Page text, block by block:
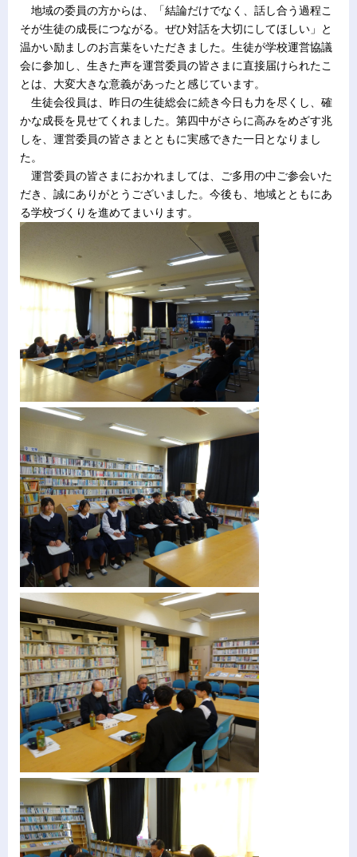
地域の委員の方からは、「結論だけでなく、話し合う過程こ
そが生徒の成長につながる。ぜひ対話を大切にしてほしい」と
温かい励ましのお言葉をいただきました。生徒が学校運営協議
会に参加し、生きた声を運営委員の皆さまに直接届けられたこ
とは、大変大きな意義があったと感じています。
生徒会役員は、昨日の生徒総会に続き今日も力を尽くし、確
かな成長を見せてくれました。第四中がさらに高みをめざす兆
しを、運営委員の皆さまとともに実感できた一日となりまし
た。
運営委員の皆さまにおかれましては、ご多用の中ご参会いた
だき、誠にありがとうございました。今後も、地域とともにあ
る学校づくりを進めてまいります。